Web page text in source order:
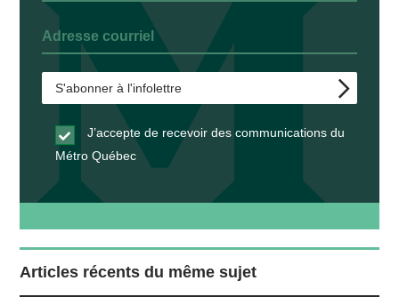
J’accepte de recevoir des communications du
Métro Québec
Articles récents du même sujet